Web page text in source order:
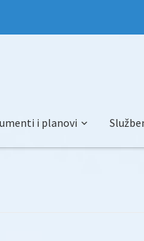
i planovi